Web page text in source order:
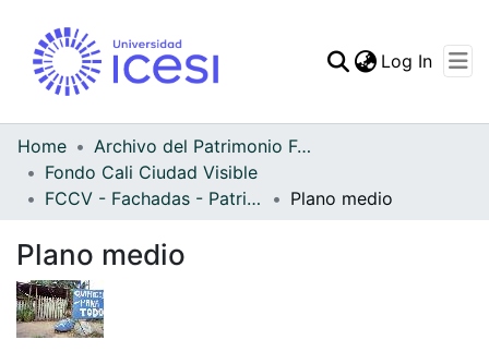
Log In
Home
Archivo del Patrimonio Fotográfico y Fílmico del Valle del Cauca
Fondo Cali Ciudad Visible
FCCV - Fachadas - Patrimonial
Plano medio
Plano medio